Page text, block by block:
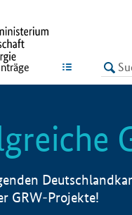
LISTE
GRW-Projekte!